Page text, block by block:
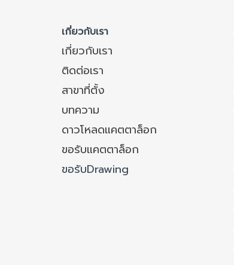
เกี่ยวกับเรา
เกี่ยวกับเรา
ติดต่อเรา
สาขาที่ตั้ง
บทความ
ดาวโหลดแคตตาล็อก
ขอรับแคตตาล็อก
ขอรับDrawing